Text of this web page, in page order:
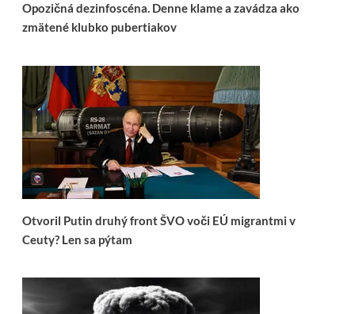
Opozičná dezinfoscéna. Denne klame a zavádza ako
zmätené klubko pubertiakov
Otvoril Putin druhý front ŠVO voči EÚ migrantmi v
Ceuty? Len sa pýtam